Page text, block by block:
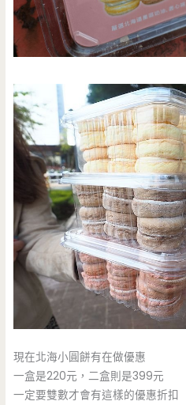
現在北海小圓餅有在做優惠
一盒是220元，二盒則是399元
一定要雙數才會有這樣的優惠折扣